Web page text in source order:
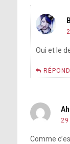
Oui et le
29
Comme